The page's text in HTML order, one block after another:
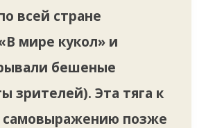
всей стране
мире кукол» и
бешеные
зрителей). Эта тяга к
самовыражению позже